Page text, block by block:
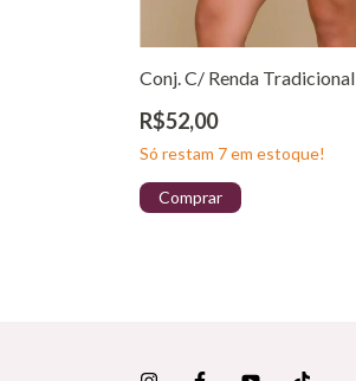
Conj. C/ Renda Tradicional
R$52,00
Só restam 7em estoque!
Comprar